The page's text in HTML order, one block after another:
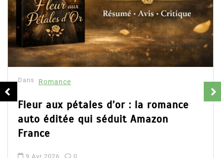
Dans Romance
Collector Dear You (Intégrale) –
résumé et avis
d’Emily Blaine. Voici le résumé du roman, les avis
ainsi que l’accès direct au livre. Partager,...
Lire la suite